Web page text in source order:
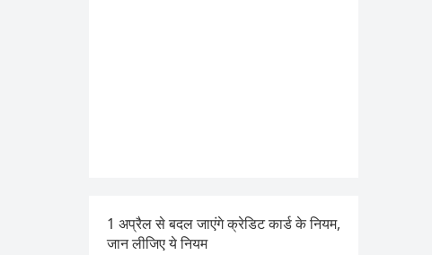
1 अप्रैल से बदल जाएंगे क्रेडिट कार्ड के नियम,
जान लीजिए ये नियम